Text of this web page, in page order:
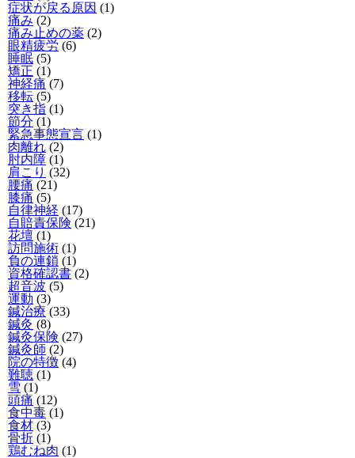
症状が戻る原因 (1)
痛み (2)
痛み止めの薬 (2)
眼精疲労 (6)
睡眠 (5)
矯正 (1)
神経痛 (7)
移転 (5)
突き指 (1)
節分 (1)
緊急事態宣言 (1)
肉離れ (2)
肘内障 (1)
肩こり (32)
腰痛 (21)
膝痛 (5)
自律神経 (17)
自賠責保険 (21)
花壇 (1)
訪問施術 (1)
負の連鎖 (1)
資格確認書 (2)
超音波 (5)
運動 (3)
鍼治療 (33)
鍼灸 (8)
鍼灸保険 (27)
鍼灸師 (2)
院の特徴 (4)
難聴 (1)
雪 (1)
頭痛 (12)
食中毒 (1)
食材 (3)
骨折 (1)
鶏むね肉 (1)